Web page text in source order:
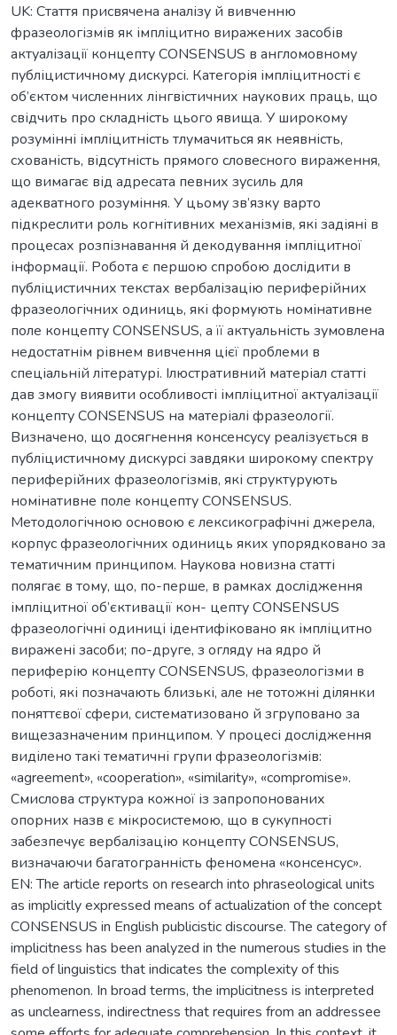
UK: Стаття присвячена аналізу й вивченню
фразеологізмів як імпліцитно виражених засобів
актуалізації концепту CONSENSUS в англомовному
публіцистичному дискурсі. Категорія імпліцитності є
об’єктом численних лінгвістичних наукових праць, що
свідчить про складність цього явища. У широкому
розумінні імпліцитність тлумачиться як неявність,
схованість, відсутність прямого словесного вираження,
що вимагає від адресата певних зусиль для
адекватного розуміння. У цьому зв’язку варто
підкреслити роль когнітивних механізмів, які задіяні в
процесах розпізнавання й декодування імпліцитної
інформації. Робота є першою спробою дослідити в
публіцистичних текстах вербалізацію периферійних
фразеологічних одиниць, які формують номінативне
поле концепту CONSENSUS, а її актуальність зумовлена
недостатнім рівнем вивчення цієї проблеми в
спеціальній літературі. Ілюстративний матеріал статті
дав змогу виявити особливості імпліцитної актуалізації
концепту CONSENSUS на матеріалі фразеології.
Визначено, що досягнення консенсусу реалізується в
публіцистичному дискурсі завдяки широкому спектру
периферійних фразеологізмів, які структурують
номінативне поле концепту СONSENSUS.
Методологічною основою є лексикографічні джерела,
корпус фразеологічних одиниць яких упорядковано за
тематичним принципом. Наукова новизна статті
полягає в тому, що, по-перше, в рамках дослідження
імпліцитної об’єктивації кон- цепту CONSENSUS
фразеологічні одиниці ідентифіковано як імпліцитно
виражені засоби; по-друге, з огляду на ядро й
периферію концепту CONSENSUS, фразеологізми в
роботі, які позначають близькі, але не тотожні ділянки
поняттєвої сфери, систематизовано й згруповано за
вищезазначеним принципом. У процесі дослідження
виділено такі тематичні групи фразеологізмів:
«agreement», «cooperation», «similarity», «compromise».
Смислова структура кожної із запропонованих
опорних назв є мікросистемою, що в сукупності
забезпечує вербалізацію концепту CONSENSUS,
визначаючи багатогранність феномена «консенсус».
EN: The article reports on research into phraseological units
as implicitly expressed means of actualization of the concept
CONSENSUS in English publicistic discourse. The category of
implicitness has been analyzed in the numerous studies in the
field of linguistics that indicates the complexity of this
phenomenon. In broad terms, the implicitness is interpreted
as unclearness, indirectness that requires from an addressee